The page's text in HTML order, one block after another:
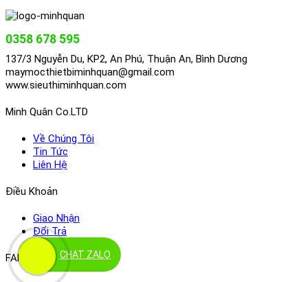
CHAT ZALO
0358 678 595
137/3 Nguyễn Du, KP2, An Phú, Thuận An, Bình Dương
maymocthietbiminhquan@gmail.com
www.sieuthiminhquan.com
Minh Quân Co.LTD
Về Chúng Tôi
Tin Tức
Liên Hệ
Điều Khoản
Giao Nhận
Đổi Trả
FANPAGE